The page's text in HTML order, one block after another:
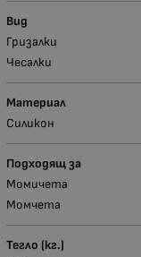
Вид
Гризалки
Чесалки
Материал
Силикон
Подходящ за
Момичета
Момчета
Тегло (кг.)